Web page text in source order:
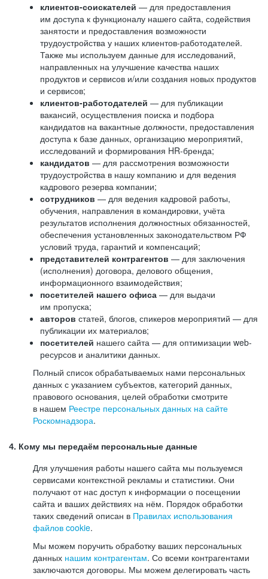
клиентов-соискателей — для предоставления
им доступа к функционалу нашего сайта, содействия
занятости и предоставления возможности
трудоустройства у наших клиентов-работодателей.
Также мы используем данные для исследований,
направленных на улучшение качества наших
продуктов и сервисов и/или создания новых продуктов
и сервисов;
клиентов-работодателей — для публикации
вакансий, осуществления поиска и подбора
кандидатов на вакантные должности, предоставления
доступа к базе данных, организацию мероприятий,
исследований и формирования HR-бренда;
кандидатов — для рассмотрения возможности
трудоустройства в нашу компанию и для ведения
кадрового резерва компании;
сотрудников — для ведения кадровой работы,
обучения, направления в командировки, учёта
результатов исполнения должностных обязанностей,
обеспечения установленных законодательством РФ
условий труда, гарантий и компенсаций;
представителей контрагентов — для заключения
(исполнения) договора, делового общения,
информационного взаимодействия;
посетителей нашего офиса — для выдачи
им пропуска;
авторов статей, блогов, спикеров мероприятий — для
публикации их материалов;
посетителей нашего сайта — для оптимизации web-
ресурсов и аналитики данных.
Полный список обрабатываемых нами персональных
данных с указанием субъектов, категорий данных,
правового основания, целей обработки смотрите
в нашем Реестре персональных данных на сайте
Роскомнадзора.
4. Кому мы передаём персональные данные
Для улучшения работы нашего сайта мы пользуемся
сервисами контекстной рекламы и статистики. Они
получают от нас доступ к информации о посещении
сайта и ваших действиях на нём. Порядок обработки
таких сведений описан в Правилах использования
файлов cookie.
Мы можем поручить обработку ваших персональных
данных нашим контрагентам. Со всеми контрагентами
заключаются договоры. Мы можем делегировать часть